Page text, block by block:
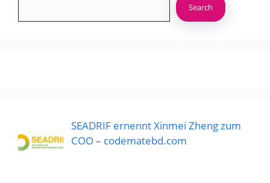
Search
SEADRIF ernennt Xinmei Zheng zum
COO – codematebd.com